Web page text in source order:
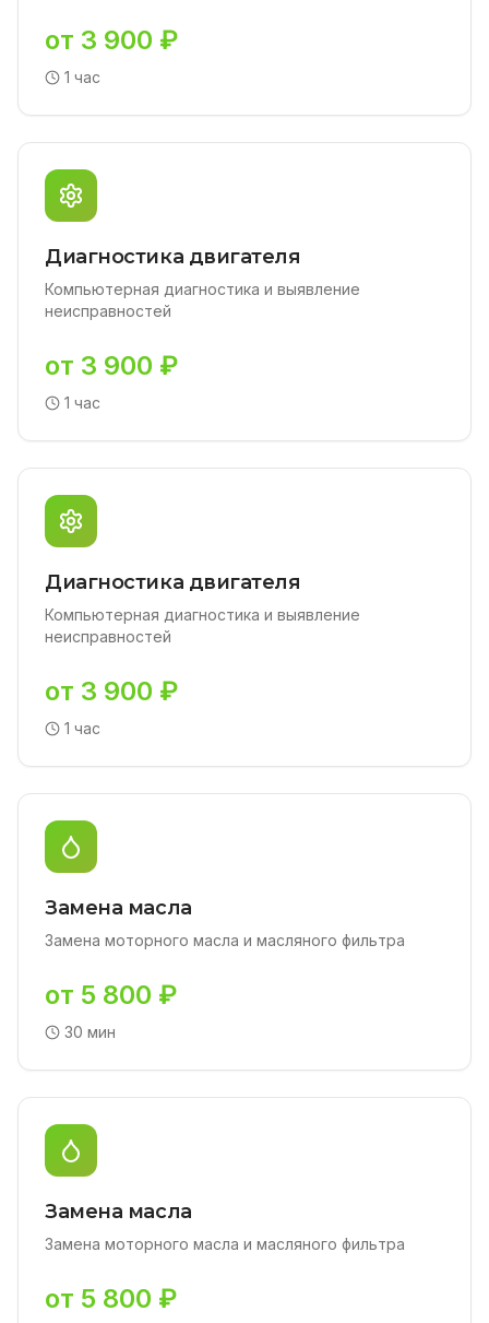
от 3 900 ₽
1 час
Диагностика двигателя
Компьютерная диагностика и выявление
неисправностей
от 3 900 ₽
1 час
Диагностика двигателя
Компьютерная диагностика и выявление
неисправностей
от 3 900 ₽
1 час
Замена масла
Замена моторного масла и масляного фильтра
от 5 800 ₽
30 мин
Замена масла
Замена моторного масла и масляного фильтра
от 5 800 ₽